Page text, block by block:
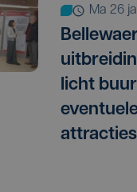
ma 26
licht